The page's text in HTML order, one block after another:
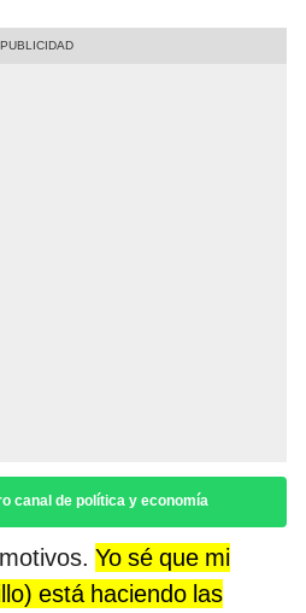
canal de política y economía
Yo sé que mi
está haciendo las